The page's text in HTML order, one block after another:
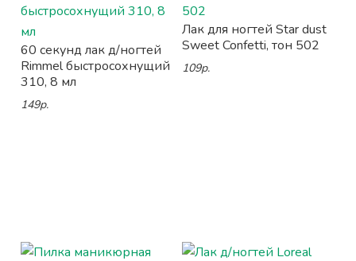
60 секунд лак д/ногтей
Rimmel быстросохнущий
310, 8 мл
149р.
Лак для ногтей Star dust
Sweet Confetti, тон 502
109р.